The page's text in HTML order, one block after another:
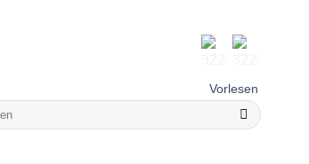
Vorlesen